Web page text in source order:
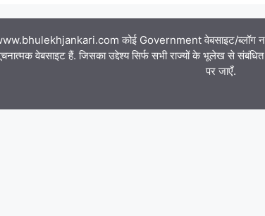
कोई Government वेबसाइट/ब्लॉग नहीं
वेबसाइट हैं. जिसका उद्देश्य सिर्फ सभी राज्यों के भूलेख से
पर जाएँ.